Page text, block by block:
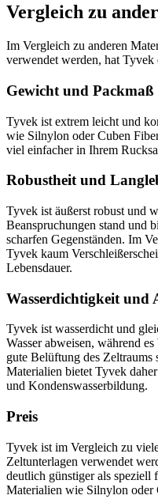
Vergleich zu
Im Vergleich zu anderen
verwendet werden, hat
Gewicht und Packmaß
Tyvek ist extrem leicht und
wie Silnylon oder Cuben
viel einfacher in Ihrem
Robustheit und
Tyvek ist äußerst robust und
Beanspruchungen stand und
scharfen Gegenständen. Im
Tyvek kaum
Lebensdauer.
Wasserdichtigkeit und
Tyvek ist wasserdicht und
Wasser abweisen, während
gute Belüftung des
Materialien bietet Tyvek
und Kondenswasserbildung.
Preis
Tyvek ist im Vergleich zu
Zeltunterlagen verwendet
deutlich günstiger als
Materialien wie Silnylon oder